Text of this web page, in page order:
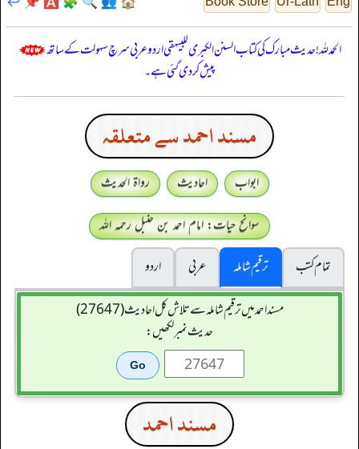
الحمدللہ! حدیث مبارک کی کتاب السنن الكبرى للبيهقي اردو عربی سرچ سہولت کے ساتھ
پیش کر دی گئی ہے۔
مسند احمد سے متعلقہ
ابواب احادیث
رواۃ الحدیث
سوانح حیات: امام احمد بن حنبل رحمہ اللہ
تمام کتب
ترقیم شاملہ عربی
اردو
مسند احمد میں ترقیم شاملہ سے تلاش کل احادیث (27647)
حدیث نمبر لکھیں:
مسند احمد